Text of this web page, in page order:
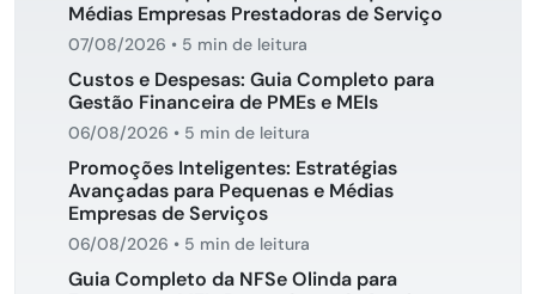
Médias Empresas Prestadoras de Serviço
07/08/2026 • 5 min de leitura
Custos e Despesas: Guia Completo para
Gestão Financeira de PMEs e MEIs
06/08/2026 • 5 min de leitura
Promoções Inteligentes: Estratégias
Avançadas para Pequenas e Médias
Empresas de Serviços
06/08/2026 • 5 min de leitura
Guia Completo da NFSe Olinda para